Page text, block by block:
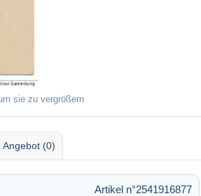
sie zu vergrößern
Angebot (0)
Artikel n°2541916877